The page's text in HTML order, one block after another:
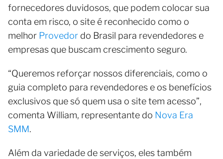
fornecedores duvidosos, que podem colocar sua
conta em risco, o site é reconhecido como o
melhor Provedor do Brasil para revendedores e
empresas que buscam crescimento seguro.
“Queremos reforçar nossos diferenciais, como o
guia completo para revendedores e os benefícios
exclusivos que só quem usa o site tem acesso”,
comenta William, representante do Nova Era
SMM.
Além da variedade de serviços, eles também